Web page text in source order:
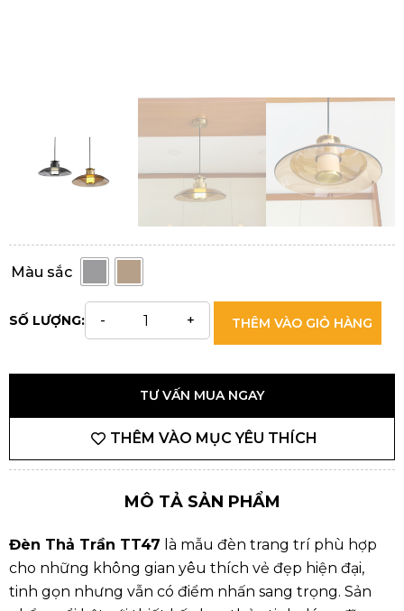
Màu sắc
SỐ LƯỢNG: THÊM VÀO GIỎ HÀNG
TƯ VẤN MUA NGAY
THÊM VÀO MỤC YÊU THÍCH
MÔ TẢ SẢN PHẨM
Đèn Thả Trần TT47 là mẫu đèn trang trí phù hợp
cho những không gian yêu thích vẻ đẹp hiện đại,
tinh gọn nhưng vẫn có điểm nhấn sang trọng. Sản